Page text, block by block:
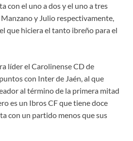
con el uno a dos y el uno a tres
y Julio respectivamente,
que hiciera el tanto ibreño para el
líder el Carolinense CD de
con Inter de Jaén, al que
al término de la primera mitad
es un Ibros CF que tiene doce
con un partido menos que sus